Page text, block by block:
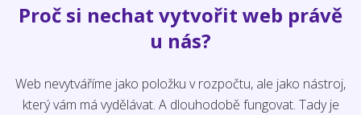
Proč si nechat vytvořit web právě
u nás?
Web nevytváříme jako položku v rozpočtu, ale jako nástroj,
který vám má vydělávat. A dlouhodobě fungovat. Tady je